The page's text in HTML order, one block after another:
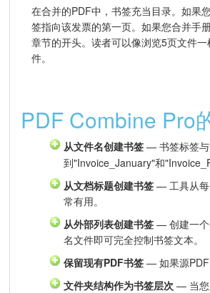
在合并的PDF中，书签充当目录。如果
签指向该发票的第一页。如果您合并手
章节的开头。读者可以像浏览5页文件
件。
PDF Combine Pro
从文件名创建书签 — 书签标签
到"Invoice_January"和
从文档标题创建书签 — 工具从每
常有用。
从外部列表创建书签 — 创建一个
名文件即可完全控制书签文本。
保留现有PDF书签 — 如果源PDF
文件夹结构作为书签层次 — 当您